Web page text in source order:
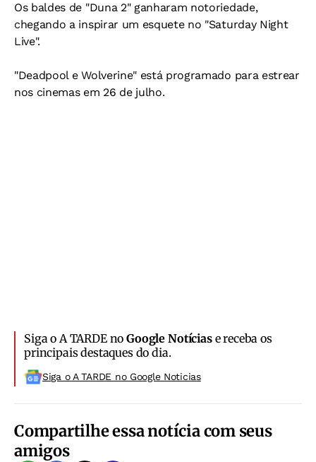
Os baldes de "Duna 2" ganharam notoriedade,
chegando a inspirar um esquete no "Saturday Night
Live".
"Deadpool e Wolverine" está programado para estrear
nos cinemas em 26 de julho.
Siga o A TARDE noGoogle Notíciase receba os
principais destaques do dia.
Siga o A TARDE no Google Noticias
Compartilhe essa notícia com seus
amigos